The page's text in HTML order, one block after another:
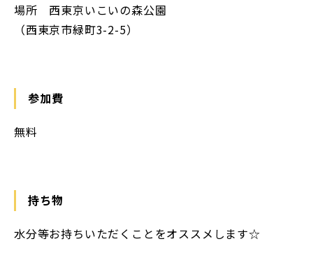
場所 西東京いこいの森公園
（西東京市緑町3-2-5）
参加費
無料
持ち物
水分等お持ちいただくことをオススメします☆